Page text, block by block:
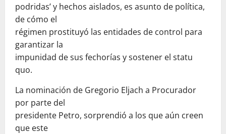
podridas’ y hechos aislados, es asunto de política,
de cómo el
régimen prostituyó las entidades de control para
garantizar la
impunidad de sus fechorías y sostener el statu
quo.
La nominación de Gregorio Eljach a Procurador
por parte del
presidente Petro, sorprendió a los que aún creen
que este